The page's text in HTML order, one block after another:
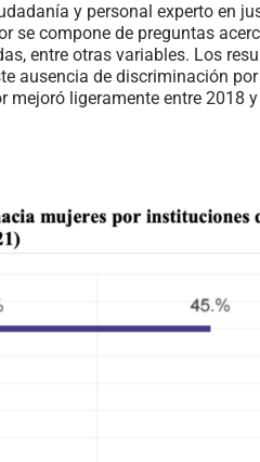
y personal experto en
se compone de preguntas
, entre otras variables. Los
ausencia de discriminación
ligeramente entre 2018